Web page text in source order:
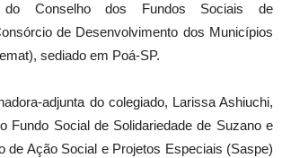
do Conselho dos Fundos Sociais de
de Desenvolvimento dos Municípios
sediado em Poá-SP.
adjunta do colegiado, Larissa Ashiuchi,
Fundo Social de Solidariedade de Suzano e
de Ação Social e Projetos Especiais (Saspe)